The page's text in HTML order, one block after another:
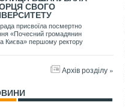
СВОГО
присвоїла посмертно
«Почесний громадянин
Києва» першому ректору
Архів розділу »